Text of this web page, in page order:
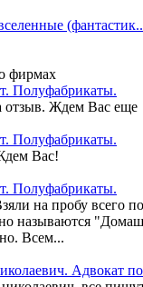
фирмах
Полуфабрикаты.
отзыв. Ждем Вас еще
Полуфабрикаты.
Вас!
Полуфабрикаты.
на пробу всего
называются
Всем...
Адвокат